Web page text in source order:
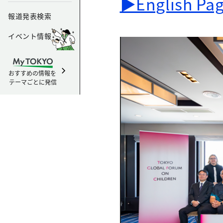
報道発表検索
イベント情報
おすすめの情報を
テーマごとに発信